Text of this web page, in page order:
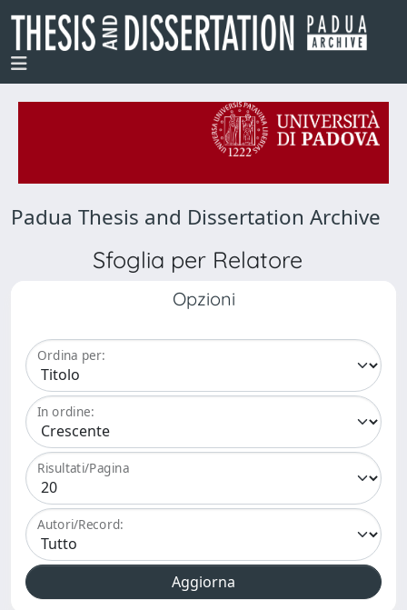
Padua Thesis and Dissertation Archive
Sfoglia per Relatore
Opzioni
Ordina per:
In ordine:
Risultati/Pagina
Autori/Record: